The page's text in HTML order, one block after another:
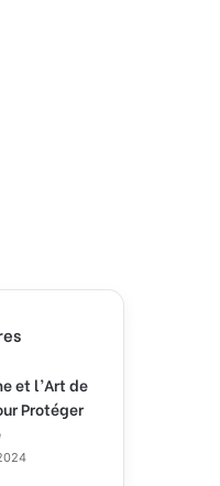
et l’Art de
Protéger